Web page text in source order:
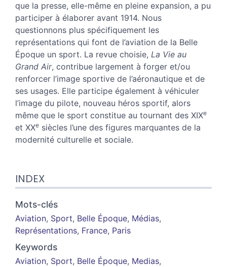
que la presse, elle-même en pleine expansion, a pu
participer à élaborer avant 1914. Nous
questionnons plus spécifiquement les
représentations qui font de l’aviation de la Belle
Époque un sport. La revue choisie, La Vie au
Grand Air, contribue largement à forger et/ou
renforcer l’image sportive de l’aéronautique et de
ses usages. Elle participe également à véhiculer
l’image du pilote, nouveau héros sportif, alors
même que le sport constitue au tournant des XIXe
et XXe siècles l’une des figures marquantes de la
modernité culturelle et sociale.
INDEX
Mots-clés
Aviation, Sport, Belle Époque, Médias,
Représentations, France, Paris
Keywords
Aviation, Sport, Belle Époque, Medias,